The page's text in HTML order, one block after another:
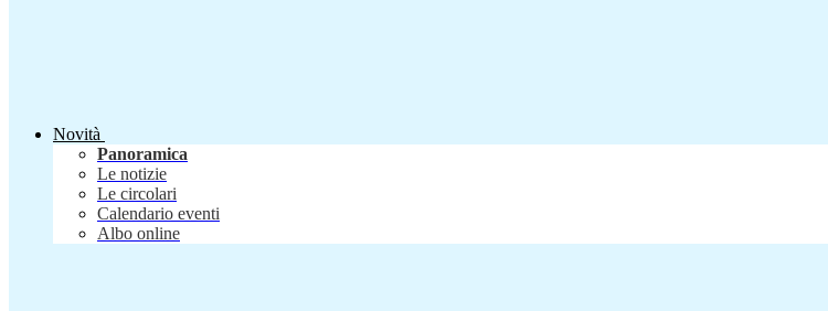
Novità
Panoramica
Le notizie
Le circolari
Calendario eventi
Albo online